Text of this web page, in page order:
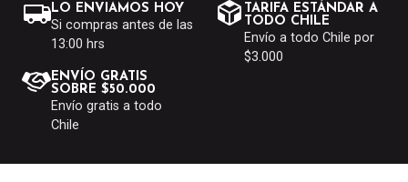
LO ENVIAMOS HOY
Si compras antes de las
13:00 hrs
TARIFA ESTÁNDAR A
TODO CHILE
Envío a todo Chile por
$3.000
ENVÍO GRATIS
SOBRE $50.000
Envío gratis a todo
Chile